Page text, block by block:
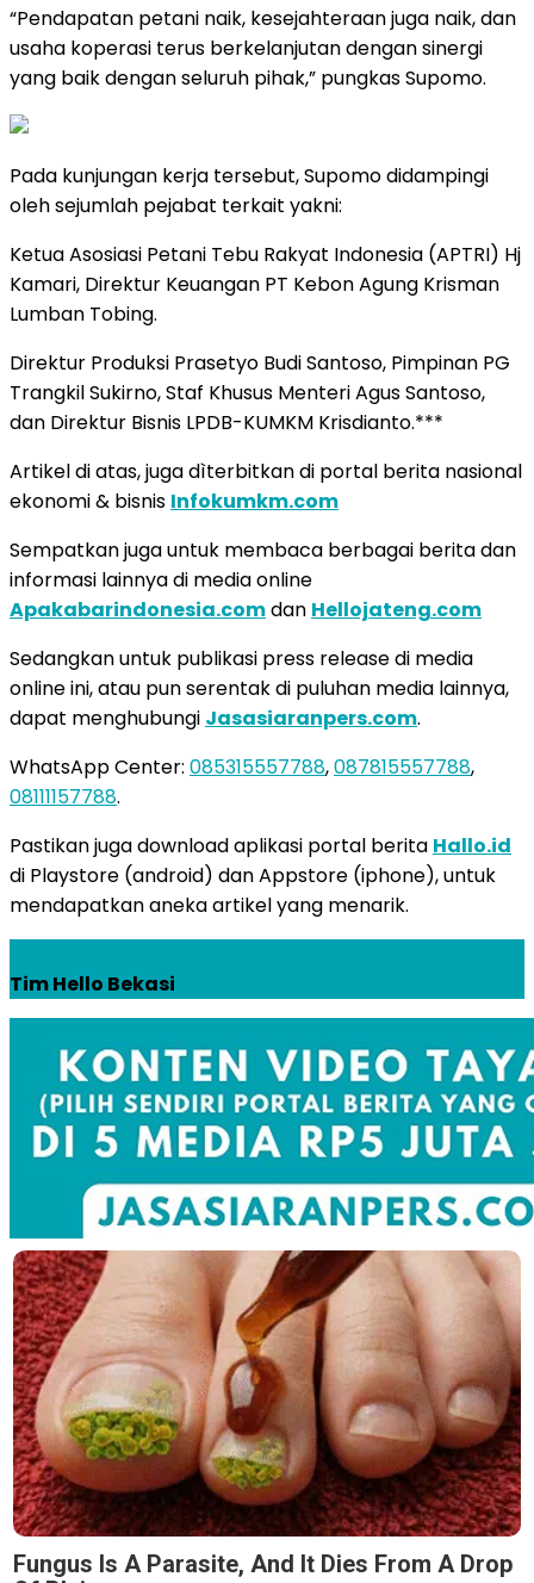
“Pendapatan petani naik, kesejahteraan juga naik, dan
usaha koperasi terus berkelanjutan dengan sinergi
yang baik dengan seluruh pihak,” pungkas Supomo.
Pada kunjungan kerja tersebut, Supomo didampingi
oleh sejumlah pejabat terkait yakni:
Ketua Asosiasi Petani Tebu Rakyat Indonesia (APTRI) Hj
Kamari, Direktur Keuangan PT Kebon Agung Krisman
Lumban Tobing.
Direktur Produksi Prasetyo Budi Santoso, Pimpinan PG
Trangkil Sukirno, Staf Khusus Menteri Agus Santoso,
dan Direktur Bisnis LPDB-KUMKM Krisdianto.***
Artikel di atas, juga dìterbitkan di portal berita nasional
ekonomi & bisnis Infokumkm.com
Sempatkan juga untuk membaca berbagai berita dan
informasi lainnya di media online
Apakabarindonesia.comdan Hellojateng.com
Sedangkan untuk publikasi press release di media
online ini, atau pun serentak di puluhan media lainnya,
dapat menghubungi Jasasiaranpers.com.
WhatsApp Center: 085315557788,087815557788,
08111157788.
Pastikan juga download aplikasi portal berita Hallo.id
di Playstore (android) dan Appstore (iphone), untuk
mendapatkan aneka artikel yang menarik.
Tim Hello Bekasi
Fungus Is A Parasite, And It Dies From A Drop